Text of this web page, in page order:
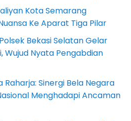
Kota Semarang
Ke Aparat Tiga Pilar
Bekasi Selatan Gelar
Wujud Nyata Pengabdian
Raharja: Sinergi Bela Negara
Menghadapi Ancaman